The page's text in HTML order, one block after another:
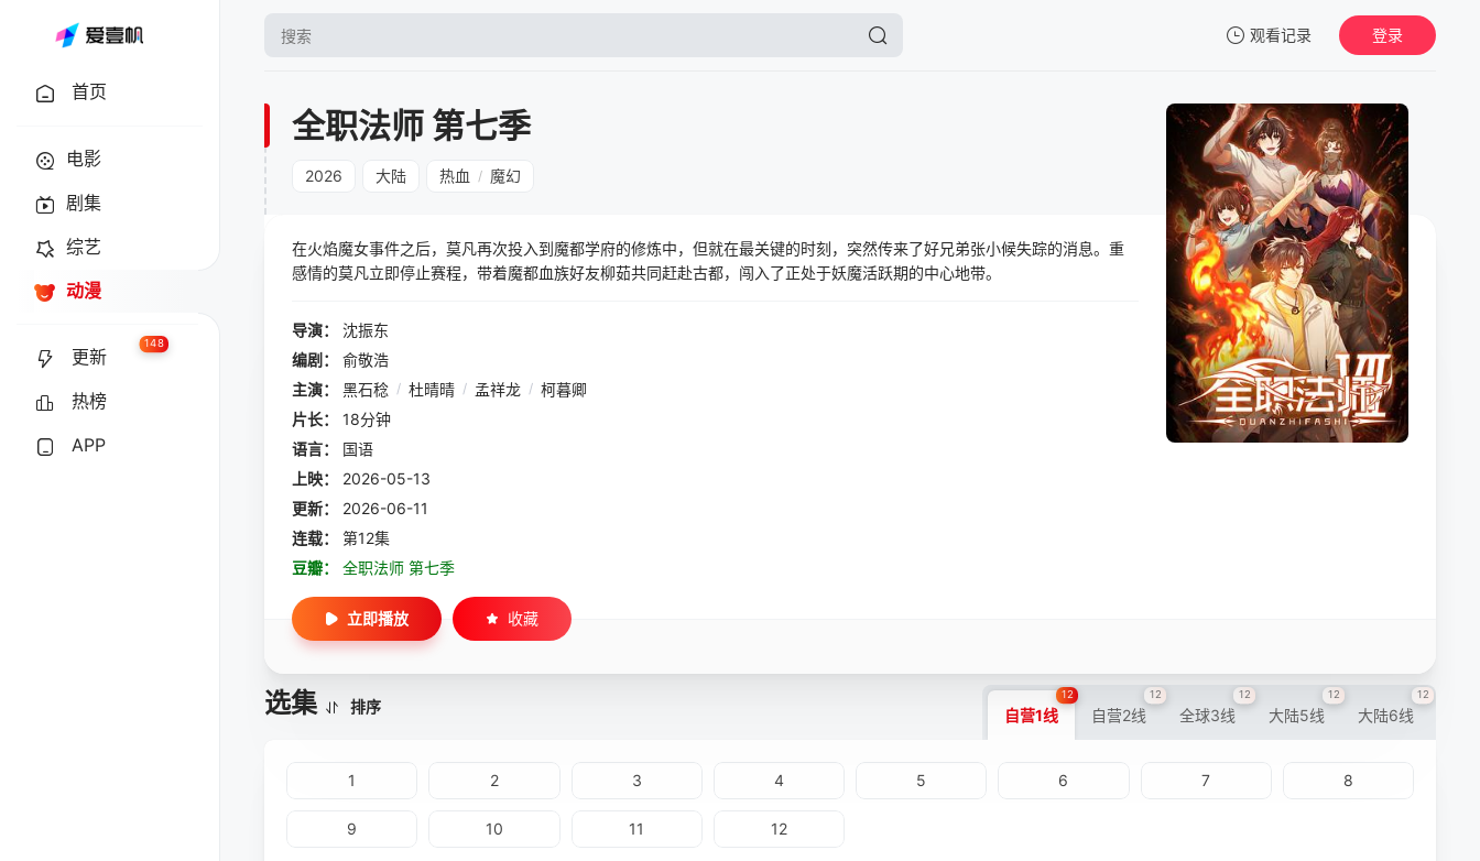
观看记录
暂无观看影片的记录
登录
首页
电影
剧集
综艺
动漫
更新
148
热榜
APP
全职法师 第七季
2026 大陆 热血 / 魔幻
在火焰魔女事件之后，莫凡再次投入到魔都学府的修炼中，但就在最关键的时刻，突然传来了好兄弟张小候失踪的消息。重
感情的莫凡立即停止赛程，带着魔都血族好友柳茹共同赶赴古都，闯入了正处于妖魔活跃期的中心地带。
导演：
沈振东
编剧：
俞敬浩
主演：
黑石稔 / 杜晴晴 / 孟祥龙 / 柯暮卿
片长：
18分钟
语言：
国语
上映：
2026-05-13
更新：
2026-06-11
连载：
第12集
豆瓣：
全职法师 第七季
立即播放 收藏
选集 排序 自营1线
12
自营2线
12
全球3线
12
大陆5线
12
大陆6线
12
1 2 3 4 5 6 7 8
9 10 11 12